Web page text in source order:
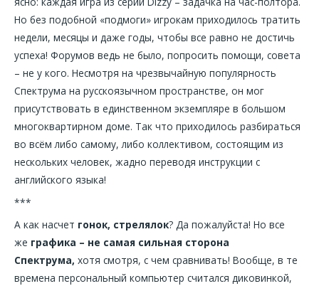
Но без подобной «подмоги» игрокам приходилось тратить
недели, месяцы и даже годы, чтобы все равно не достичь
успеха! Форумов ведь не было, попросить помощи, совета
– не у кого. Несмотря на чрезвычайную популярность
Спектрума на русскоязычном пространстве, он мог
присутствовать в единственном экземпляре в большом
многоквартирном доме. Так что приходилось разбираться
во всём либо самому, либо коллективом, состоящим из
нескольких человек, жадно переводя инструкции с
английского языка!
***
А как насчет гонок, стрелялок? Да пожалуйста! Но все
же графика – не самая сильная сторона
Спектрума, хотя смотря, с чем сравнивать! Вообще, в те
времена персональный компьютер считался диковинкой,